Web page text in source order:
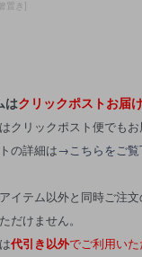
置き]
はクリックポストお届
クリックポスト便でもお
の詳細は→こちらをご覧
イテム以外と同時ご注
だけません。
代引き以外でご利用いた